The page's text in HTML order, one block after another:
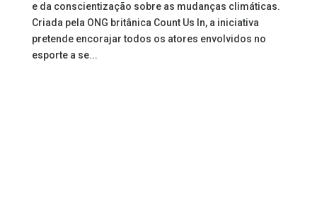
e da conscientização sobre as mudanças climáticas.
Criada pela ONG britânica Count Us In, a iniciativa
pretende encorajar todos os atores envolvidos no
esporte a se...